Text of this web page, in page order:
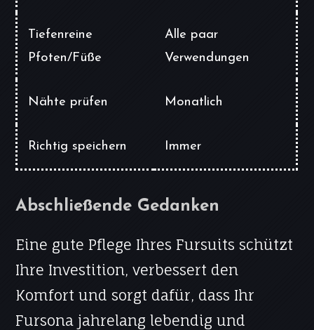
Tiefenreine
Pfoten/Füße
Alle paar
Verwendungen
Nähte prüfen Monatlich
Richtig speichern Immer
Abschließende Gedanken
Eine gute Pflege Ihres Fursuits schützt
Ihre Investition, verbessert den
Komfort und sorgt dafür, dass Ihr
Fursona jahrelang lebendig und